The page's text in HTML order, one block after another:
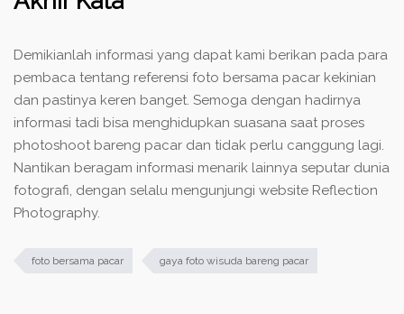
Demikianlah informasi yang dapat kami berikan pada para
pembaca tentang referensi foto bersama pacar kekinian
dan pastinya keren banget. Semoga dengan hadirnya
informasi tadi bisa menghidupkan suasana saat proses
photoshoot bareng pacar dan tidak perlu canggung lagi.
Nantikan beragam informasi menarik lainnya seputar dunia
fotografi, dengan selalu mengunjungi website Reflection
Photography.
foto bersama pacar gaya foto wisuda bareng pacar